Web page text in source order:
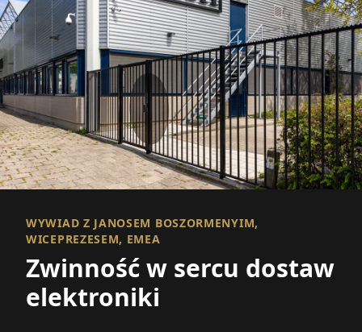
WYWIAD Z JANOSEM BOSZORMENYIM,
WICEPREZESEM, EMEA
Zwinność w sercu dostaw
elektroniki